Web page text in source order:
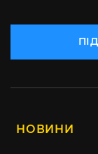
НОВИНИ